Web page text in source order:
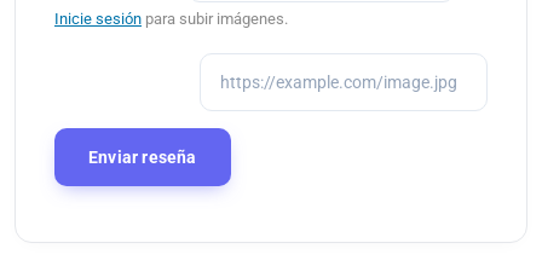
Inicie sesión para subir imágenes.